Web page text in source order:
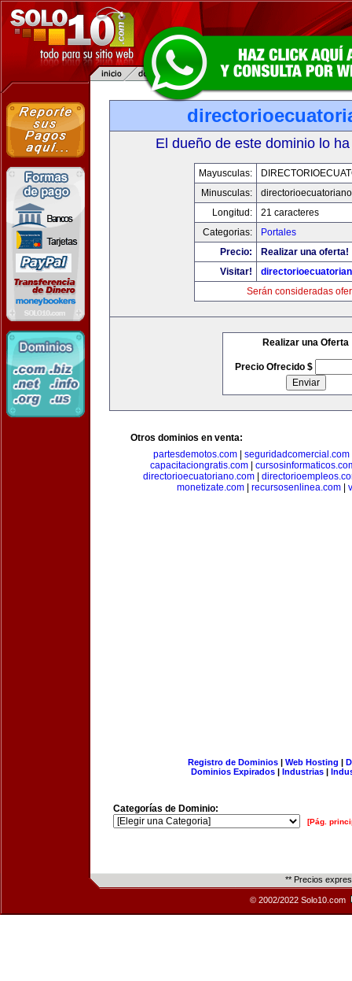
El dueño de este dominio lo
Mayusculas:
Minusculas:
Longitud:
21 caracteres
Categorias:
Portales
Precio:
Realizar una oferta!
Visitar!
Serán consideradas
Realizar una Oferta
Precio Ofrecido $
Otros dominios en venta:
partesdemotos.com| seguridadcomercial.com
capacitaciongratis.com|
directorioecuatoriano.com
monetizate.com
recursosenlinea.com
Registro de Dominios| Web Hosting |
Dominios Expirados | Industrias |
Categorías de Dominio:
[Pág.
** Precios
© 2002/2022 Solo10.com